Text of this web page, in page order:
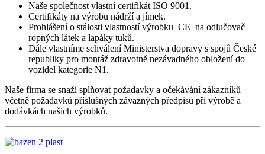
Naše společnost vlastní certifikát ISO 9001.
Certifikáty na výrobu nádrží a jímek.
Prohlášení o stálosti vlastností výrobku CE na odlučovač
ropných látek a lapáky tuků.
Dále vlastníme schválení Ministerstva dopravy s spojů České
republiky pro montáž zdravotně nezávadného obložení do
vozidel kategorie N1.
Naše firma se snaží splňovat požadavky a očekávání zákazníků
včetně požadavků příslušných závazných předpisů při výrobě a
dodávkách našich výrobků.